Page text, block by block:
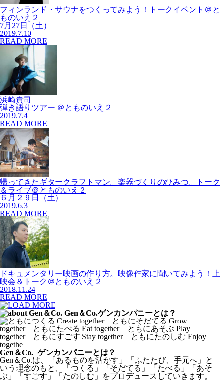
フィンランド・サウナをつくってみよう！トークイベント＠と
ものいえ２
7月27日（土）
2019.7.10
READ MORE
浜崎貴司
弾き語りツアー ＠とものいえ２
2019.7.4
READ MORE
帰ってきたギタークラフトマン。楽器づくりのひみつ。トーク
＆ライブ＠とものいえ２
６月２９日（土）
2019.6.3
READ MORE
ドキュメンタリー映画の作り方。映像作家に聞いてみよう！上
映会＆トーク＠とものいえ２
2018.11.24
READ MORE
Gen＆Co. ゲンカンパニーとは？
Gen＆Co.は、「あるものを活かす」「ふたたび、手元へ」と
いう理念のもと、「つくる」「そだてる」「たべる」「あそ
ぶ」「すごす」「たのしむ」をプロデュースしていきます。